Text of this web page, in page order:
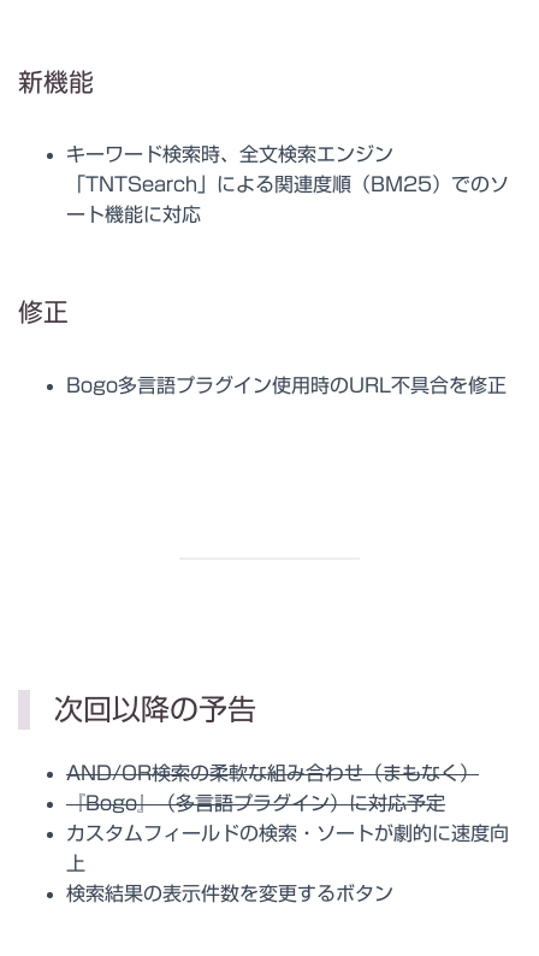
新機能
キーワード検索時、全文検索エンジン
「TNTSearch」による関連度順（BM25）でのソ
ート機能に対応
修正
Bogo多言語プラグイン使用時のURL不具合を修正
次回以降の予告
AND/OR検索の柔軟な組み合わせ（まもなく）
『Bogo』（多言語プラグイン）に対応予定
カスタムフィールドの検索・ソートが劇的に速度向
上
検索結果の表示件数を変更するボタン